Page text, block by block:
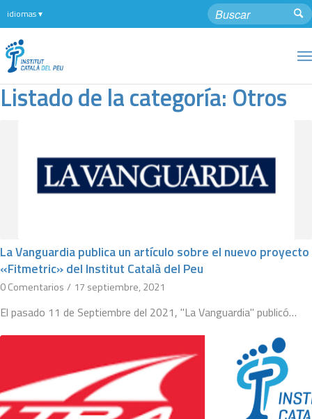
Listado de la categoría: Otros
La Vanguardia publica un artículo sobre el nuevo proyecto
«Fitmetric» del Institut Català del Peu
0 Comentarios / 17 septiembre, 2021
El pasado 11 de Septiembre del 2021, "La Vanguardia" publicó…